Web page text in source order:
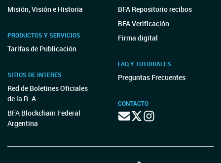
Misión, Visión e Historia
PRODUCTOS Y SERVICIOS
Tarifas de Publicación
SITIOS DE INTERÉS
Red de Boletines Oficiales
de la R. A.
BFA Blockchain Federal
Argentina
BFA Repositorio recibos
BFA Verificación
Firma digital
FAQ Y TUTORIALES
Preguntas Frecuentes
CONTACTO